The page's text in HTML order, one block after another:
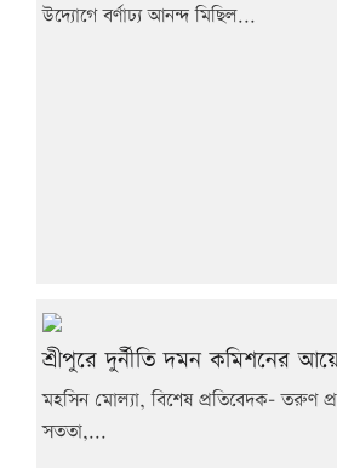
উদ্যোগে বর্ণাঢ্য আনন্দ মিছিল...
শ্রীপুরে দুর্নীতি দমন কমিশনের
মহসিন মোল্যা, বিশেষ প্রতিবেদক- তরুণ
সততা,...